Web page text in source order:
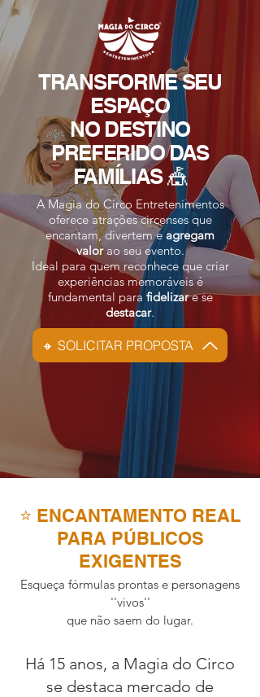
TRANSFORME SEU
ESPAÇO
NO DESTINO
PREFERIDO DAS
FAMÍLIAS 🎪
A Magia do Circo Entretenimentos
oferece atrações circenses que
encantam, divertem eagregam
valorao seu evento.
Ideal para quem reconhece que criar
experiências memoráveisé
fundamental parafidelizare se
destacar.
🔸 SOLICITAR PROPOSTA
⭐ ENCANTAMENTO REAL
PARA PÚBLICOS
EXIGENTES
Esqueça fórmulas prontas e personagens
''vivos''
que não saem do lugar.
​Há 15 anos, a Magia do Circo
se destaca mercado de